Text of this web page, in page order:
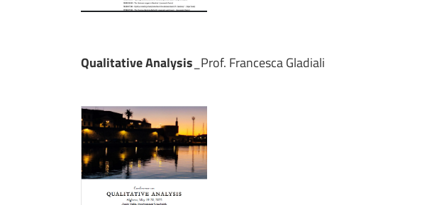
Qualitative Analysis _Prof. Francesca Gladiali